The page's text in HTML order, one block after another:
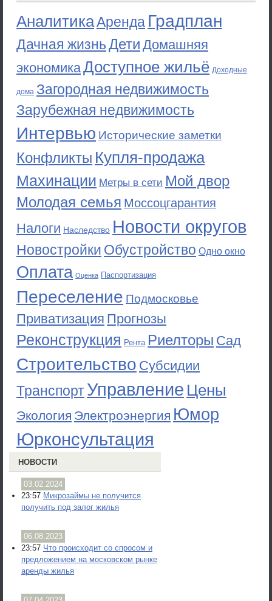
АналитикаАренда Градплан
Дачная жизньДети Домашняя
экономикаДоступное жильё Доходные
дома Загородная недвижимость
Зарубежная недвижимость
Интервью Исторические заметки
Конфликты Купля-продажа
Махинации Метры в сети Мой двор
Молодая семья Моссоцгарантия
Налоги Наследство Новости округов
Новостройки Обустройство Одно окно
Оплата Оценка Паспортизация
Переселение Подмосковье
Приватизация Прогнозы
Реконструкция Рента Риелторы Сад
Строительство Субсидии
ТранспортУправление Цены
Экология Электроэнергия Юмор
Юрконсультация
НОВОСТИ
03.02.2024
23:57 Микрозаймы не получится
получить под залог жилья
06.08.2023
23:57 Что происходит со спросом и
предложением на московском рынке
аренды жилья